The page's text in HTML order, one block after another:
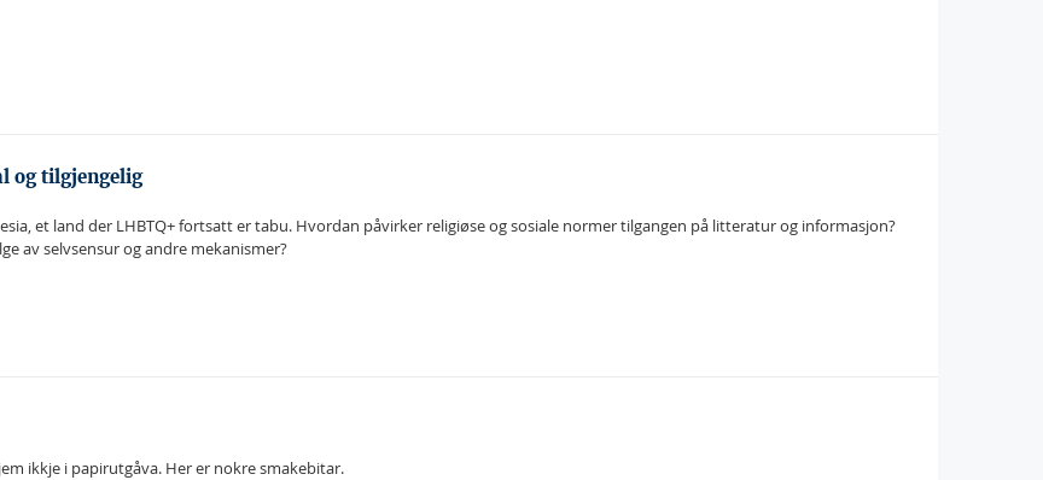
og tilgjengelig
et land der LHBTQ+ fortsatt er tabu. Hvordan påvirker religiøse og sosiale normer tilgangen på litteratur og informasjon?
av selvsensur og andre mekanismer?
ikkje i papirutgåva. Her er nokre smakebitar.